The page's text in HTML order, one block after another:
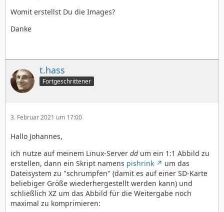
Womit erstellst Du die Images?
Danke
t.hass
Fortgeschrittener
3. Februar 2021 um 17:00
Hallo Johannes,
ich nutze auf meinem Linux-Server ddum ein 1:1 Abbild zu
erstellen, dann ein Skript namens pishrink
um das
Dateisystem zu "schrumpfen" (damit es auf einer SD-Karte
beliebiger Größe wiederhergestellt werden kann) und
schließlich XZ um das Abbild für die Weitergabe noch
maximal zu komprimieren: